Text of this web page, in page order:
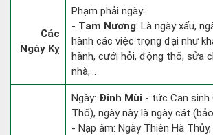
Các
Ngày Kỵ
Phạm phải ngày:
- Tam Nương: Là ngày xấu,
hành các việc trọng đại như
hành, cưới hỏi, động thổ, sửa
nhà,...
Ngày: Đinh Mùi - tức Can sinh
Thổ), ngày này là ngày cát
- Nạp âm: Ngày Thiên Hà